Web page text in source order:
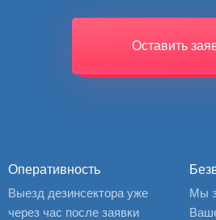
Оставить
Оперативность
Выезд дезинсектора уже
через час после заявки
Мы